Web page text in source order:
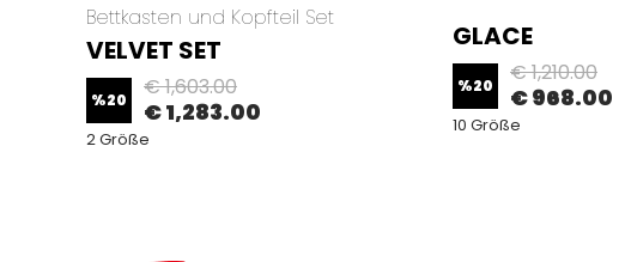
Bettkasten und Kopfteil Set
VELVET SET
%20 € 1,603.00
€ 1,283.00
2 Größe
GLACE
%20 € 1,210.00
€ 968.00
10 Größe